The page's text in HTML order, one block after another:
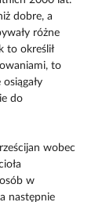
dobre, a
różne
to określił
to
do
wobec
w
następnie